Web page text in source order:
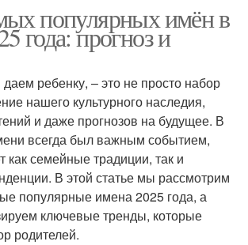
популярных имён в
года: прогноз и
ребенку, – это не просто набор
нашего культурного наследия,
и даже прогнозов на будущее. В
всегда был важным событием,
как семейные традиции, так и
В этой статье мы рассмотрим
популярные имена 2025 года, а
ключевые тренды, которые
родителей.